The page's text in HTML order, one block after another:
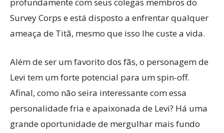
profundamente com seus colegas membros do
Survey Corps e está disposto a enfrentar qualquer
ameaça de Titã, mesmo que isso lhe custe a vida.
Além de ser um favorito dos fãs, o personagem de
Levi tem um forte potencial para um spin-off.
Afinal, como não seira interessante com essa
personalidade fria e apaixonada de Levi? Há uma
grande oportunidade de mergulhar mais fundo